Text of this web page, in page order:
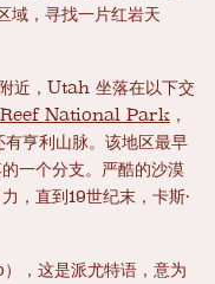
域，寻找一片红岩天
近，Utah 坐落在以下交
National Park ，
有亨利山脉。该地区最早
一个分支。严酷的沙漠
，直到19世纪末，卡斯·
，这是派尤特语，意为